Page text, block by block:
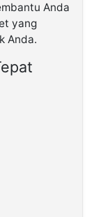
Anda
yang
Anda.